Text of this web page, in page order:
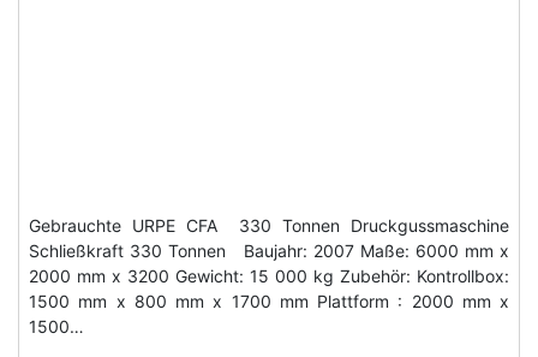
Gebrauchte URPE CFA 330 Tonnen Druckgussmaschine
Schließkraft 330 Tonnen Baujahr: 2007 Maße: 6000 mm x
2000 mm x 3200 Gewicht: 15 000 kg Zubehör: Kontrollbox:
1500 mm x 800 mm x 1700 mm Plattform : 2000 mm x
1500…